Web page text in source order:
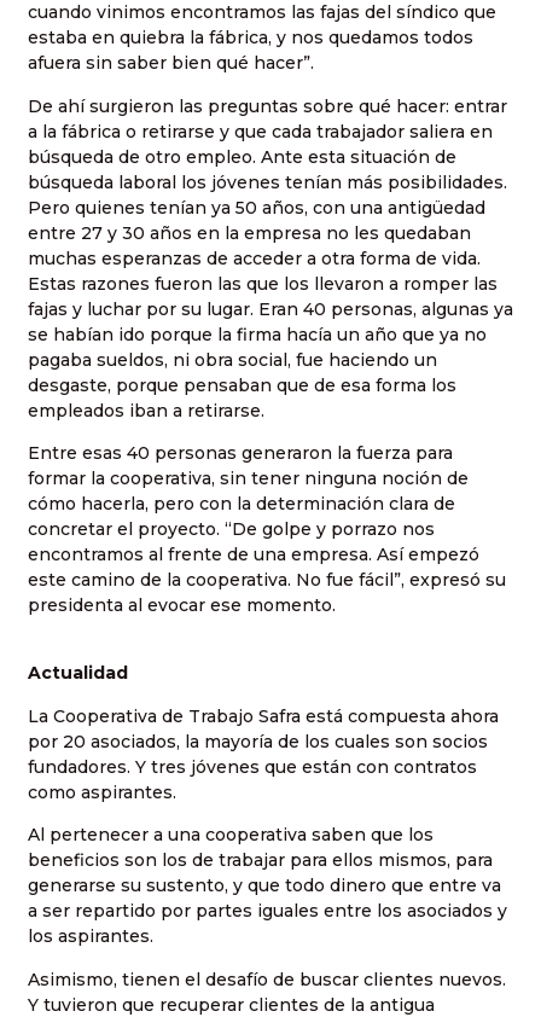
cuando vinimos encontramos las fajas del síndico que
estaba en quiebra la fábrica, y nos quedamos todos
afuera sin saber bien qué hacer”.
De ahí surgieron las preguntas sobre qué hacer: entrar
a la fábrica o retirarse y que cada trabajador saliera en
búsqueda de otro empleo. Ante esta situación de
búsqueda laboral los jóvenes tenían más posibilidades.
Pero quienes tenían ya 50 años, con una antigüedad
entre 27 y 30 años en la empresa no les quedaban
muchas esperanzas de acceder a otra forma de vida.
Estas razones fueron las que los llevaron a romper las
fajas y luchar por su lugar. Eran 40 personas, algunas ya
se habían ido porque la firma hacía un año que ya no
pagaba sueldos, ni obra social, fue haciendo un
desgaste, porque pensaban que de esa forma los
empleados iban a retirarse.
Entre esas 40 personas generaron la fuerza para
formar la cooperativa, sin tener ninguna noción de
cómo hacerla, pero con la determinación clara de
concretar el proyecto. “De golpe y porrazo nos
encontramos al frente de una empresa. Así empezó
este camino de la cooperativa. No fue fácil”, expresó su
presidenta al evocar ese momento.
Actualidad
La Cooperativa de Trabajo Safra está compuesta ahora
por 20 asociados, la mayoría de los cuales son socios
fundadores. Y tres jóvenes que están con contratos
como aspirantes.
Al pertenecer a una cooperativa saben que los
beneficios son los de trabajar para ellos mismos, para
generarse su sustento, y que todo dinero que entre va
a ser repartido por partes iguales entre los asociados y
los aspirantes.
Asimismo, tienen el desafío de buscar clientes nuevos.
Y tuvieron que recuperar clientes de la antigua